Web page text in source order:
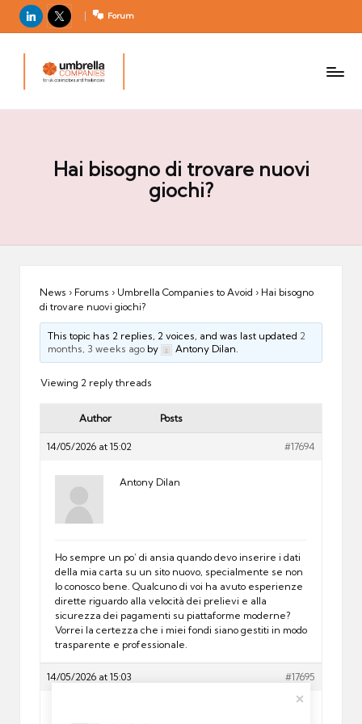
LinkedIn
X Forum
m
b
p
Hai bisogno di trovare nuovi
giochi?
News › Forums › Umbrella Companies to Avoid › Hai bisogno
di trovare nuovi giochi?
This topic has 2 replies, 2 voices, and was last updated 2
months, 3 weeks ago by Antony Dilan.
Viewing 2 reply threads
Author Posts
14/05/2026 at 15:02 #17694
Antony Dilan
Ho sempre un po’ di ansia quando devo inserire i dati
della mia carta su un sito nuovo, specialmente se non
lo conosco bene. Qualcuno di voi ha avuto esperienze
dirette riguardo alla velocità dei prelievi e alla
sicurezza dei pagamenti su piattaforme moderne?
Vorrei la certezza che i miei fondi siano gestiti in modo
trasparente e professionale.
14/05/2026 at 15:03 #17695